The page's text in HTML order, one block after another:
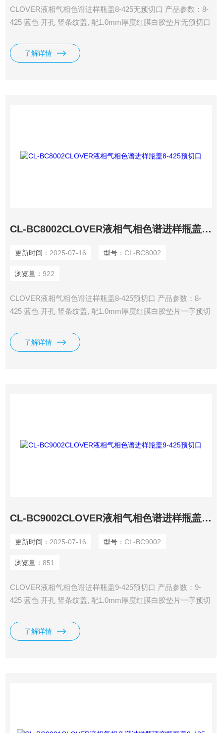
CLOVER液相气相色谱进样瓶盖8-425无预切口 产品参数：8-
425 蓝色 开孔 竖条纹盖, 配1.0mm厚度红膜白胶垫片无预切口
耐酸、耐碱、耐温、抗粘
了解详情
CL-BC8002CLOVER液相气相色谱进样瓶盖8-425预切口
更新时间： 2025-07-16 型号： CL-BC8002
浏览量： 922
CLOVER液相气相色谱进样瓶盖8-425预切口 产品参数：8-
425 蓝色 开孔 竖条纹盖, 配1.0mm厚度红膜白胶垫片一字预切
能：耐酸、耐碱、耐温、抗粘
了解详情
CL-BC9002CLOVER液相气相色谱进样瓶盖9-425预切口
更新时间： 2025-07-16 型号： CL-BC9002
浏览量： 851
CLOVER液相气相色谱进样瓶盖9-425预切口 产品参数：9-
425 蓝色 开孔 竖条纹盖, 配1.0mm厚度红膜白胶垫片一字预切
能：耐酸、耐碱、耐温、抗粘
了解详情